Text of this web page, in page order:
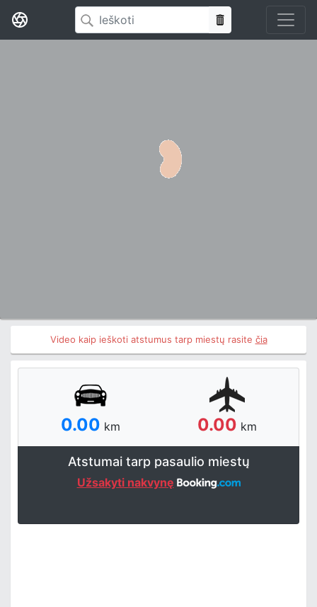
Video kaip ieškoti atstumus tarp miestų rasite čia
0.00 km 0.00 km
Atstumai tarp pasaulio miestų
Užsakyti nakvynę